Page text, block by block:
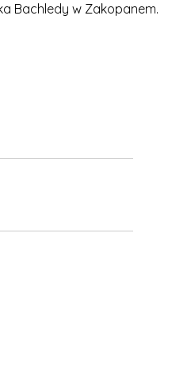
Bachledy w Zakopanem.